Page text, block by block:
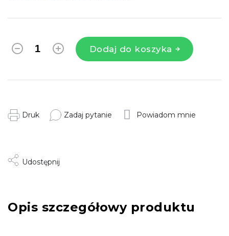
Dodaj do koszyka
Druk Zadaj pytanie Powiadom mnie
Udostępnij
Opis szczegółowy produktu